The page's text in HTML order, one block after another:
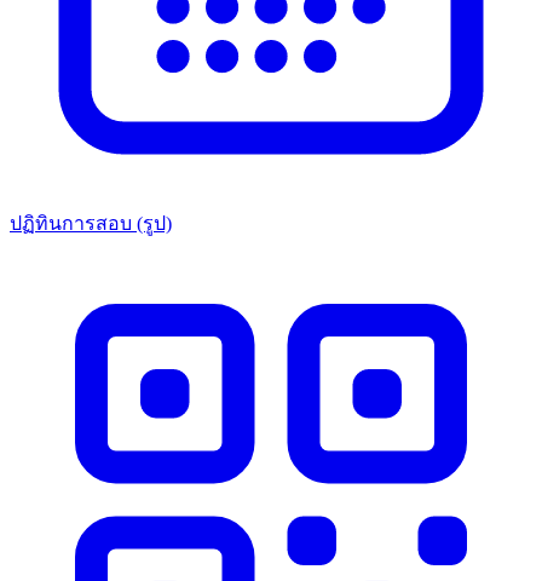
ปฏิทินการสอบ (รูป)